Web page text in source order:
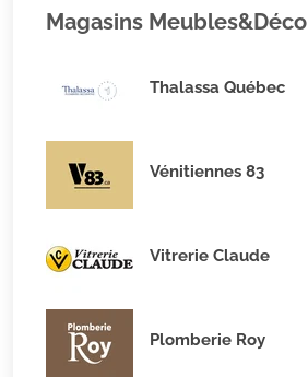
Magasins Meubles&Déco
Thalassa Québec
Vénitiennes 83
Vitrerie Claude
Plomberie Roy